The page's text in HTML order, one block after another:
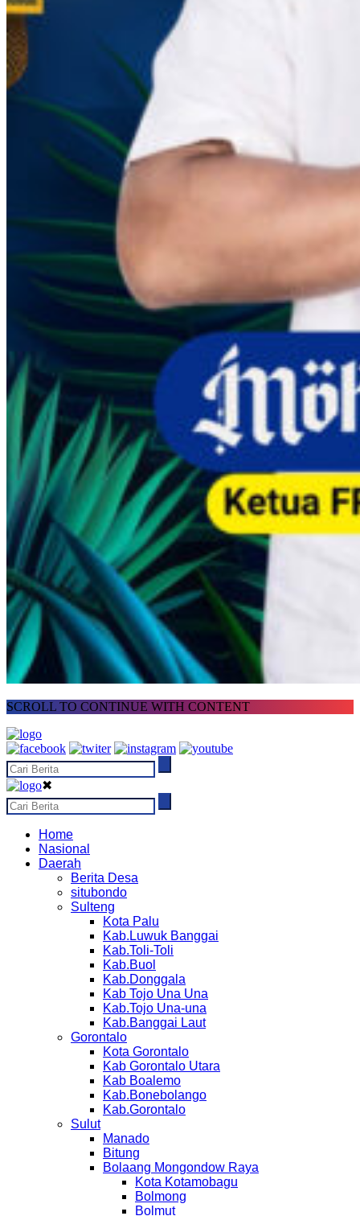
SCROLL TO CONTINUE WITH CONTENT
✖
Home
Nasional
Daerah
Berita Desa
situbondo
Sulteng
Kota Palu
Kab.Luwuk Banggai
Kab.Toli-Toli
Kab.Buol
Kab.Donggala
Kab Tojo Una Una
Kab.Tojo Una-una
Kab.Banggai Laut
Gorontalo
Kota Gorontalo
Kab Gorontalo Utara
Kab Boalemo
Kab.Bonebolango
Kab.Gorontalo
Sulut
Manado
Bitung
Bolaang Mongondow Raya
Kota Kotamobagu
Bolmong
Bolmut